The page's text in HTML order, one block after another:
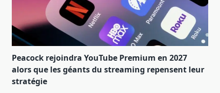
Peacock rejoindra YouTube Premium en 2027
alors que les géants du streaming repensent leur
stratégie